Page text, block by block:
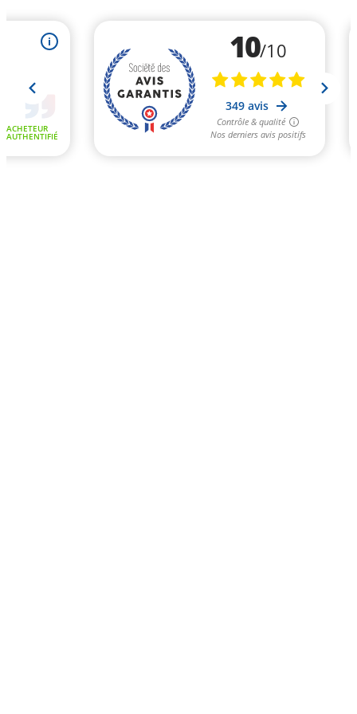
i
ACHETEUR
AUTHENTIFIÉ
10/10
349 avis
Contrôle & qualité
Nos derniers avis positifs